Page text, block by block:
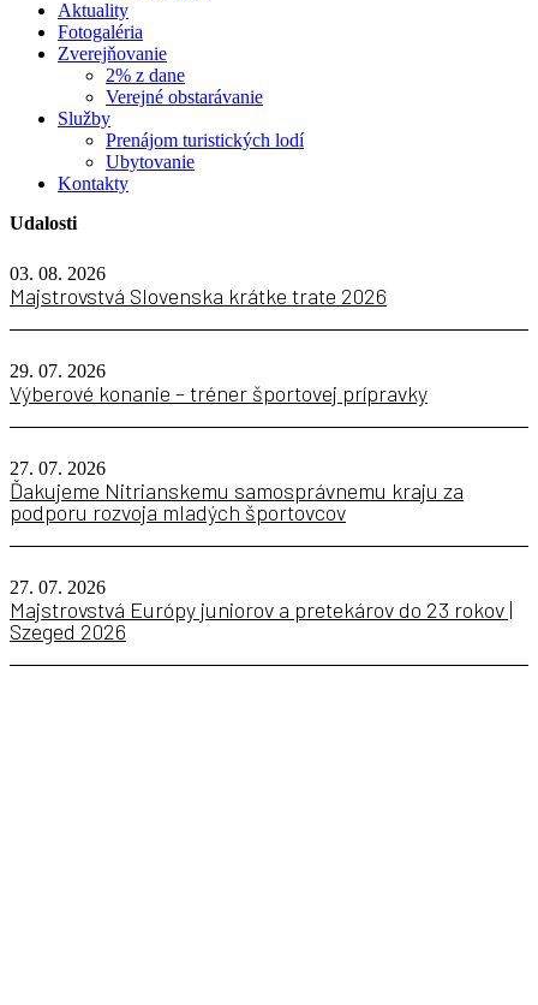
Aktuality
Fotogaléria
Zverejňovanie
2% z dane
Verejné obstarávanie
Služby
Prenájom turistických lodí
Ubytovanie
Kontakty
Udalosti
03. 08. 2026
Majstrovstvá Slovenska krátke trate 2026
29. 07. 2026
Výberové konanie – tréner športovej prípravky
27. 07. 2026
Ďakujeme Nitrianskemu samosprávnemu kraju za
podporu rozvoja mladých športovcov
27. 07. 2026
Majstrovstvá Európy juniorov a pretekárov do 23 rokov |
Szeged 2026